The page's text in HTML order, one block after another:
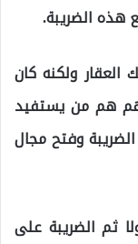
هذه الضريبة.
ولكنه كان
هم من يستفيد
وفتح مجال
ثم الضريبة على